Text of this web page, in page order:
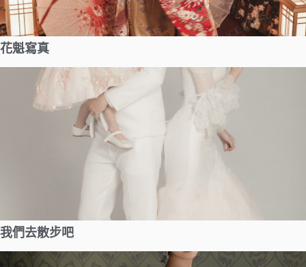
花魁寫真
我們去散步吧